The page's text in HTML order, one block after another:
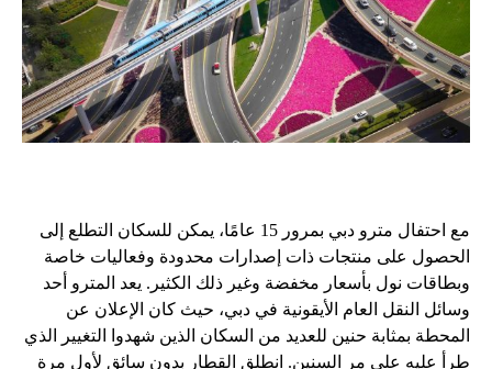
مع احتفال مترو دبي بمرور 15 عامًا، يمكن للسكان التطلع إلى
الحصول على منتجات ذات إصدارات محدودة وفعاليات خاصة
وبطاقات نول بأسعار مخفضة وغير ذلك الكثير. يعد المترو أحد
وسائل النقل العام الأيقونية في دبي، حيث كان الإعلان عن
المحطة بمثابة حنين للعديد من السكان الذين شهدوا التغيير الذي
طرأ عليه على مر السنين. انطلق القطار بدون سائق لأول مرة